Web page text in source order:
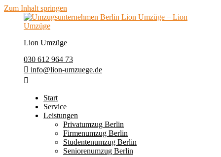
Zum Inhalt springen
Lion Umzüge
030 612 964 73
info@lion-umzuege.de
Start
Service
Leistungen
Privatumzug Berlin
Firmenumzug Berlin
Studentenumzug Berlin
Seniorenumzug Berlin